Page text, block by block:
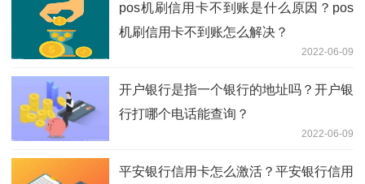
pos机刷信用卡不到账是什么原因？pos
机刷信用卡不到账怎么解决？
2022-06-09
开户银行是指一个银行的地址吗？开户银
行打哪个电话能查询？
2022-06-09
平安银行信用卡怎么激活？平安银行信用